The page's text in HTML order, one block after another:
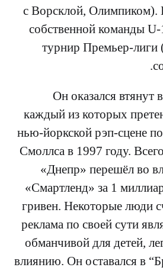
с Ворсклой, Олимпиком).
собственной команды
турнир Премьер-лиги
Он оказался втянут
каждый из которых
нью-йоркской рэп-сцене
Смоллса в 1997 году.
«Днепр» перешёл во
«Смартленд» за 1
гривен. Некоторые люди
реклама по своей сути
обманчивой для детей,
влиянию. Он оставался в